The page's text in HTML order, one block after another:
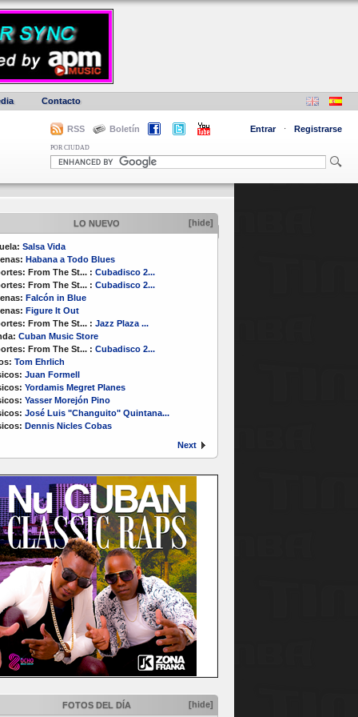
Contacto
RSS Boletín Entrar · Registrarse
POR CIUDAD
LO NUEVO [hide]
Salsa Vida
Habana a Todo Blues
From The St... : Cubadisco 2...
From The St... : Cubadisco 2...
Falcón in Blue
Figure It Out
From The St... : Jazz Plaza ...
Cuban Music Store
From The St... : Cubadisco 2...
Tom Ehrlich
Juan Formell
Yordamis Megret Planes
Yasser Morejón Pino
José Luis "Changuito" Quintana...
Dennis Nicles Cobas
Next
FOTOS DEL DÍA [hide]